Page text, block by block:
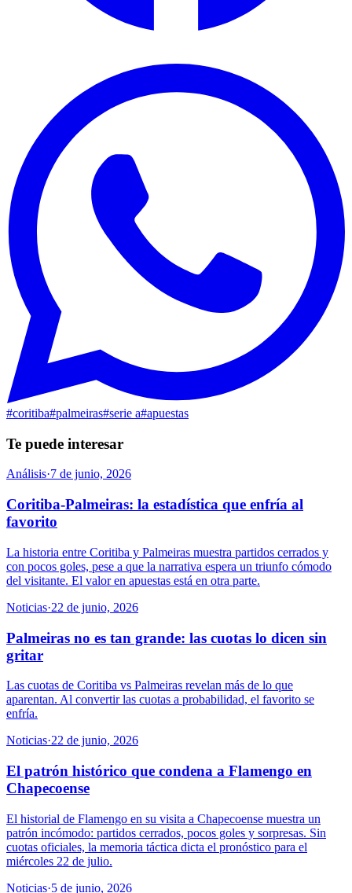
#coritiba#palmeiras#serie a#apuestas
Te puede interesar
Análisis·7 de junio, 2026
Coritiba-Palmeiras: la estadística que enfría al
favorito
La historia entre Coritiba y Palmeiras muestra partidos cerrados y
con pocos goles, pese a que la narrativa espera un triunfo cómodo
del visitante. El valor en apuestas está en otra parte.
Noticias·22 de junio, 2026
Palmeiras no es tan grande: las cuotas lo dicen sin
gritar
Las cuotas de Coritiba vs Palmeiras revelan más de lo que
aparentan. Al convertir las cuotas a probabilidad, el favorito se
enfría.
Noticias·22 de junio, 2026
El patrón histórico que condena a Flamengo en
Chapecoense
El historial de Flamengo en su visita a Chapecoense muestra un
patrón incómodo: partidos cerrados, pocos goles y sorpresas. Sin
cuotas oficiales, la memoria táctica dicta el pronóstico para el
miércoles 22 de julio.
Noticias·5 de junio, 2026